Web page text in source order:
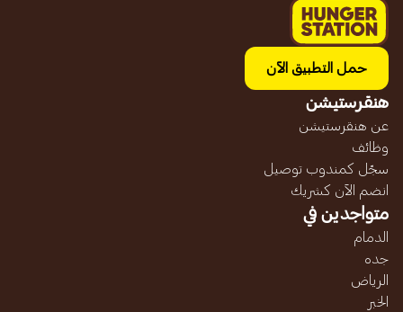
حمل التطبيق الآن
هنقرستيشن
عن هنقرستيشن
وظائف
سجّل كمندوب توصيل
انضم الآن كشريك
متواجدين في
الدمام
جده
الرياض
الخبر